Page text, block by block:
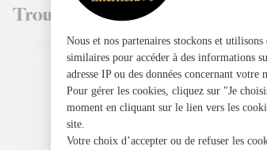
Trouvez un fleuriste Interflora à